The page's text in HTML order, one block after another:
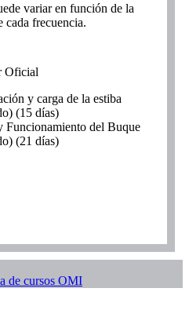
variar en función de la
cada frecuencia.
Oficial
y carga de la estiba
(15 días)
del Buque
(21 días)
de cursos OMI